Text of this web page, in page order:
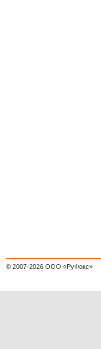
© 2007-2026 ООО «РуФокс»